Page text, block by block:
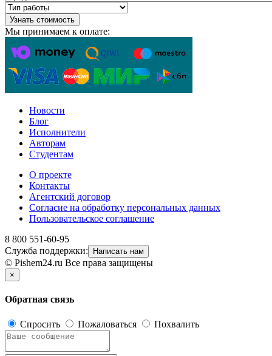
Узнать стоимость
Мы принимаем к оплате:
Новости
Блог
Исполнители
Авторам
Студентам
О проекте
Контакты
Агентский договор
Согласие на обработку персональных данных
Пользовательское соглашение
8 800 551-60-95
Служба поддержки:
Написать нам
© Pishem24.ru Все права защищены
×
Обратная связь
Спросить Пожаловаться Похвалить